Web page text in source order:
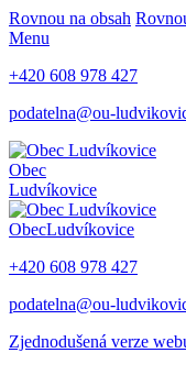
Rovnou na obsah
Menu
+420 608 978 427
podatelna@ou-
Obec
Ludvíkovice
ObecLudvíkovice
+420 608 978 427
podatelna@ou-
Zjednodušená verze